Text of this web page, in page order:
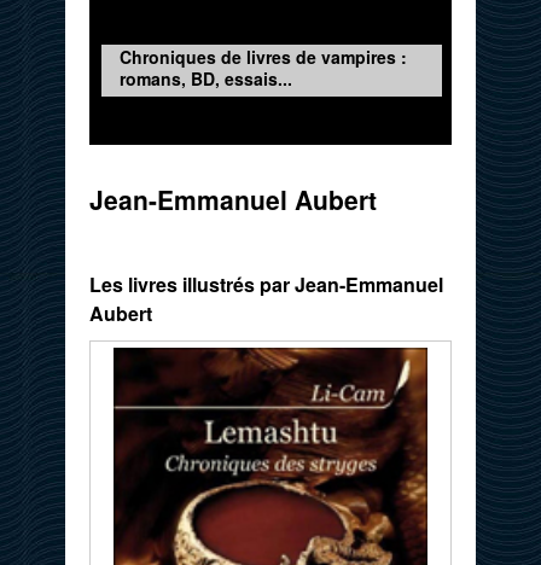
Chroniques de livres de vampires :
romans, BD, essais...
Jean-Emmanuel Aubert
Les livres illustrés par Jean-Emmanuel
Aubert